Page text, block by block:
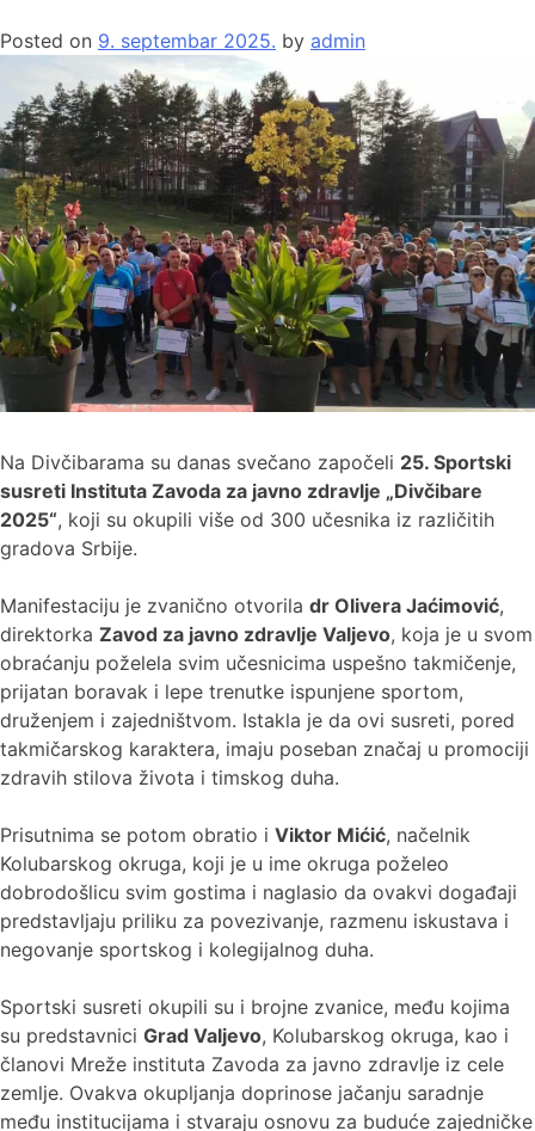
Posted on 9. septembar 2025. by admin
Na Divčibarama su danas svečano započeli 25. Sportski
susreti Instituta Zavoda za javno zdravlje „Divčibare
2025“, koji su okupili više od 300 učesnika iz različitih
gradova Srbije.
Manifestaciju je zvanično otvorila dr Olivera Jaćimović,
direktorka Zavod za javno zdravlje Valjevo, koja je u svom
obraćanju poželela svim učesnicima uspešno takmičenje,
prijatan boravak i lepe trenutke ispunjene sportom,
druženjem i zajedništvom. Istakla je da ovi susreti, pored
takmičarskog karaktera, imaju poseban značaj u promociji
zdravih stilova života i timskog duha.
Prisutnima se potom obratio i Viktor Mićić, načelnik
Kolubarskog okruga, koji je u ime okruga poželeo
dobrodošlicu svim gostima i naglasio da ovakvi događaji
predstavljaju priliku za povezivanje, razmenu iskustava i
negovanje sportskog i kolegijalnog duha.
Sportski susreti okupili su i brojne zvanice, među kojima
su predstavnici Grad Valjevo, Kolubarskog okruga, kao i
članovi Mreže instituta Zavoda za javno zdravlje iz cele
zemlje. Ovakva okupljanja doprinose jačanju saradnje
među institucijama i stvaraju osnovu za buduće zajedničke